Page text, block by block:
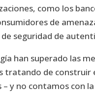
como los
de
seguridad de
han superado las
tratando de construir
y no contamos con